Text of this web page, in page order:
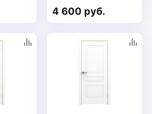
4 600 руб.